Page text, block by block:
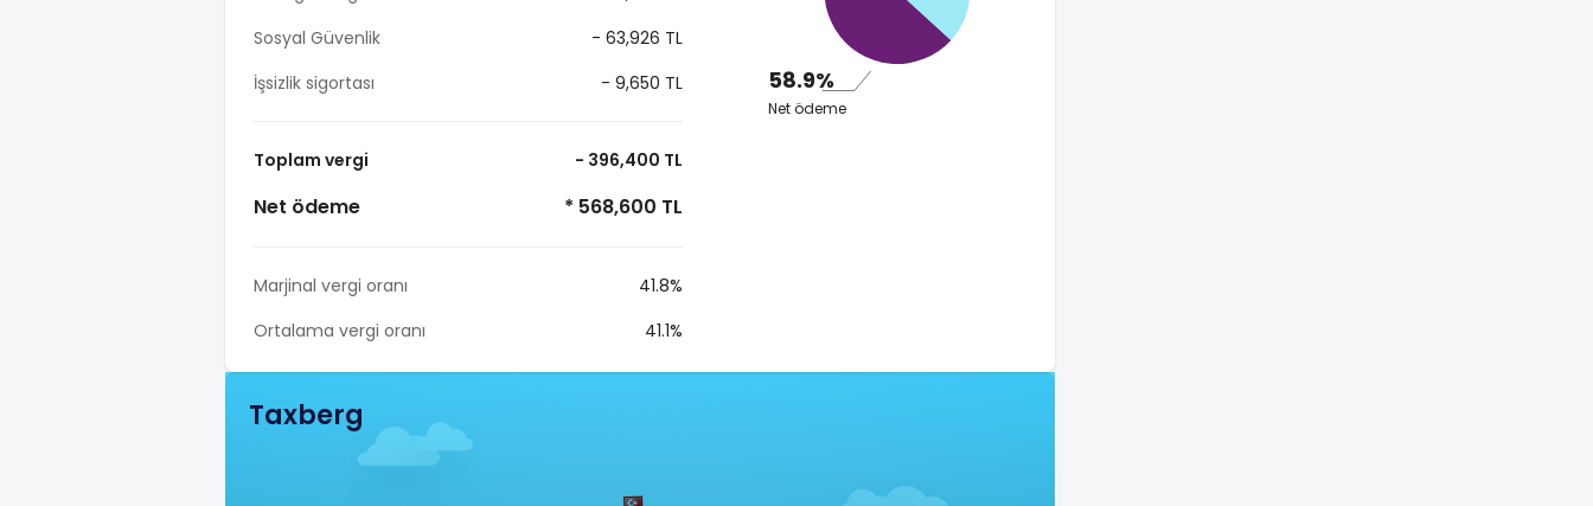
Sosyal Güvenlik
- 63,926 TL
İşsizlik sigortası
- 9,650 TL
Toplam vergi - 396,400 TL
Net ödeme * 568,600 TL
Marjinal vergi oranı
41.8%
Ortalama vergi oranı
41.1%
58.9%
Net ödeme
Taxberg